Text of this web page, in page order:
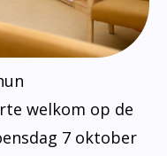
welkom op de
7 oktober